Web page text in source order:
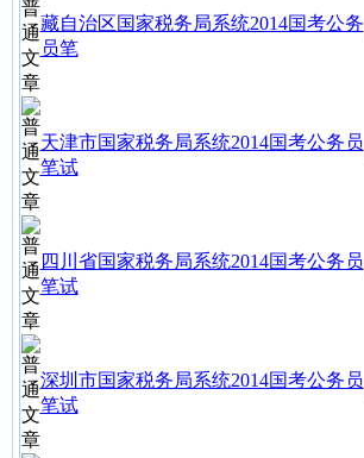
藏自治区国家税务局系统2014国考公务
员笔
天津市国家税务局系统2014国考公务员
笔试
四川省国家税务局系统2014国考公务员
笔试
深圳市国家税务局系统2014国考公务员
笔试